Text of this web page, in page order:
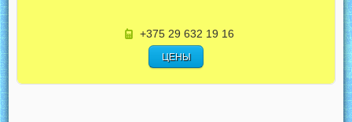
+375 29 632 19 16
ЦЕНЫ